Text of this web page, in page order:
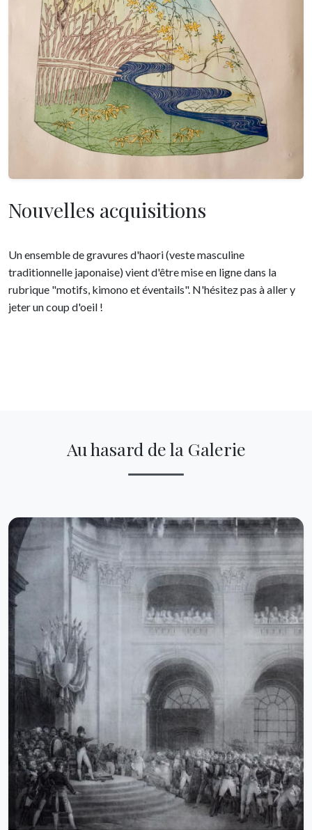
Nouvelles acquisitions
Un ensemble de gravures d'haori (veste masculine
traditionnelle japonaise) vient d'être mise en ligne dans la
rubrique "motifs, kimono et éventails". N'hésitez pas à aller y
jeter un coup d'oeil !
Au hasard de la Galerie